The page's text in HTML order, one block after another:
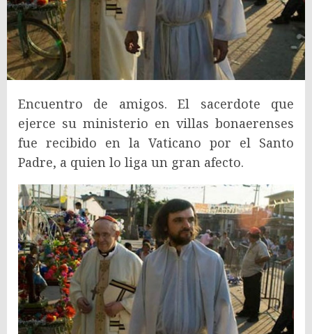
Encuentro de amigos. El sacerdote que
ejerce su ministerio en villas bonaerenses
fue recibido en la Vaticano por el Santo
Padre, a quien lo liga un gran afecto.